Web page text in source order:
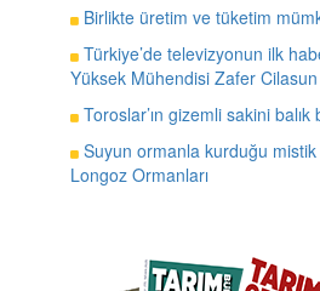
Birlikte üretim ve tüketim
Türkiye’de televizyonun ilk
Yüksek Mühendisi Zafer Cilasun
Toroslar’ın gizemli sakini balık
Suyun ormanla kurduğu
Longoz Ormanları